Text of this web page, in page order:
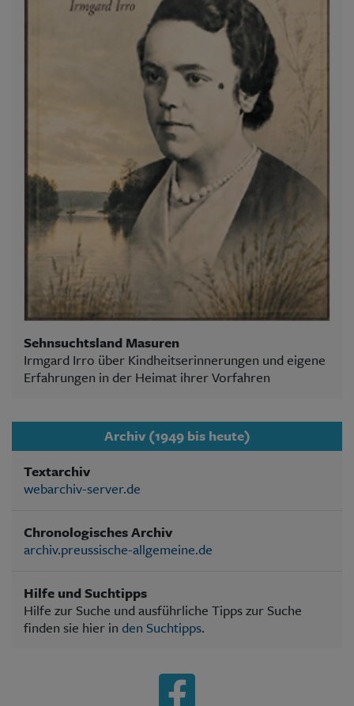
Sehnsuchtsland Masuren
Irmgard Irro über Kindheitserinnerungen und eigene
Erfahrungen in der Heimat ihrer Vorfahren
Archiv (1949 bis heute)
Textarchiv
webarchiv-server.de
Chronologisches Archiv
archiv.preussische-allgemeine.de
Hilfe und Suchtipps
Hilfe zur Suche und ausführliche Tipps zur Suche
finden sie hier in den Suchtipps.